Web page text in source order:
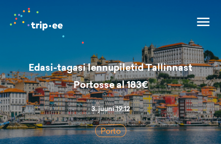
Edasi-tagasi lennupiletid Tallinnast
Portosse al 183€
3. juuni 19:12
Porto